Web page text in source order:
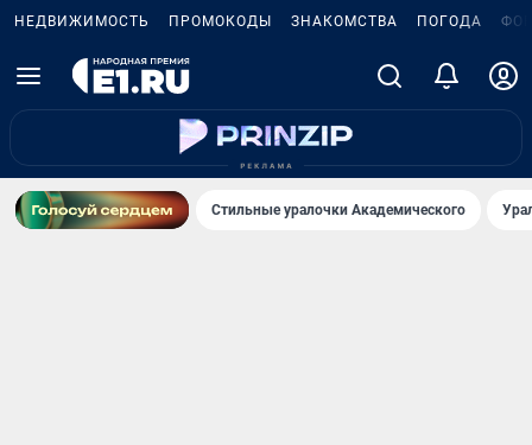
НЕДВИЖИМОСТЬ ПРОМОКОДЫ ЗНАКОМСТВА ПОГОДА
Стильные уралочки Академического